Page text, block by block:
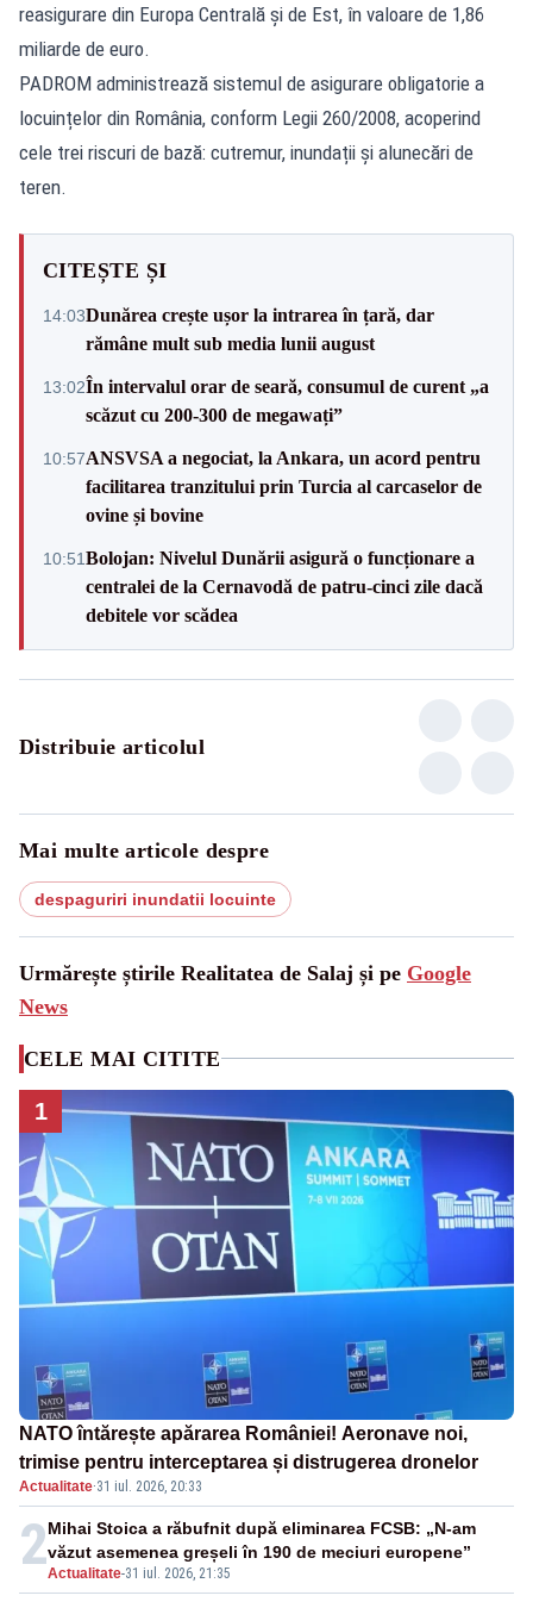
reasigurare din Europa Centrală și de Est, în valoare de 1,86
miliarde de euro.
PADROM administrează sistemul de asigurare obligatorie a
locuințelor din România, conform Legii 260/2008, acoperind
cele trei riscuri de bază: cutremur, inundații și alunecări de
teren.
CITEȘTE ȘI
14:03Dunărea crește ușor la intrarea în țară, dar
rămâne mult sub media lunii august
13:02În intervalul orar de seară, consumul de curent „a
scăzut cu 200-300 de megawați”
10:57ANSVSA a negociat, la Ankara, un acord pentru
facilitarea tranzitului prin Turcia al carcaselor de
ovine și bovine
10:51Bolojan: Nivelul Dunării asigură o funcționare a
centralei de la Cernavodă de patru-cinci zile dacă
debitele vor scădea
Distribuie articolul
Mai multe articole despre
despaguriri inundatii locuinte
Urmărește știrile Realitatea de Salaj și pe Google
News
CELE MAI CITITE
1
NATO întărește apărarea României! Aeronave noi,
trimise pentru interceptarea și distrugerea dronelor
Actualitate·31 iul. 2026, 20:33
2Actualitate-31 iul. 2026, 21:35
Mihai Stoica a răbufnit după eliminarea FCSB: „N-am
văzut asemenea greșeli în 190 de meciuri europene”